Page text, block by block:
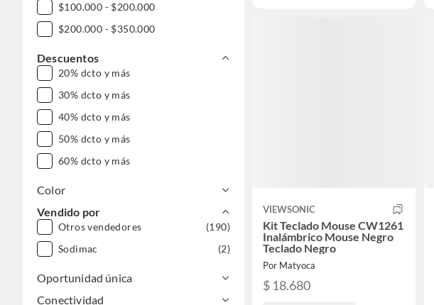
$100.000 - $200.000
$200.000 - $350.000
Descuentos
20% dcto y más
30% dcto y más
40% dcto y más
50% dcto y más
60% dcto y más
Color
Vendido por
Otros vendedores
(190)
Sodimac
(2)
Oportunidad única
Conectividad
VIEWSONIC
Kit Teclado Mouse CW1261
Inalámbrico Mouse Negro
Teclado Negro
Por Matyoca
$ 18.680